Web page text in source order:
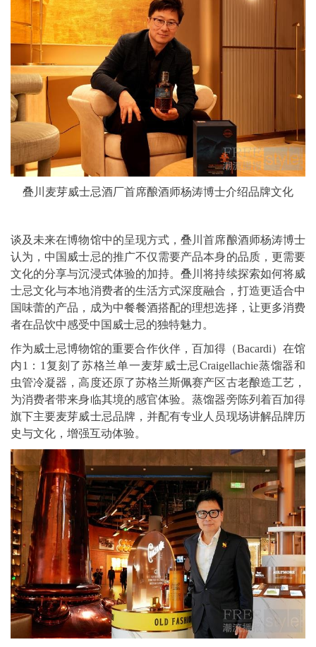
叠川麦芽威士忌酒厂首席酿酒师杨涛博士介绍品牌文化
谈及未来在博物馆中的呈现方式，叠川首席酿酒师杨涛博士
认为，中国威士忌的推广不仅需要产品本身的品质，更需要
文化的分享与沉浸式体验的加持。叠川将持续探索如何将威
士忌文化与本地消费者的生活方式深度融合，打造更适合中
国味蕾的产品，成为中餐餐酒搭配的理想选择，让更多消费
者在品饮中感受中国威士忌的独特魅力。
作为威士忌博物馆的重要合作伙伴，百加得（Bacardi）在馆
内1：1复刻了苏格兰单一麦芽威士忌Craigellachie蒸馏器和
虫管冷凝器，高度还原了苏格兰斯佩赛产区古老酿造工艺，
为消费者带来身临其境的感官体验。蒸馏器旁陈列着百加得
旗下主要麦芽威士忌品牌，并配有专业人员现场讲解品牌历
史与文化，增强互动体验。